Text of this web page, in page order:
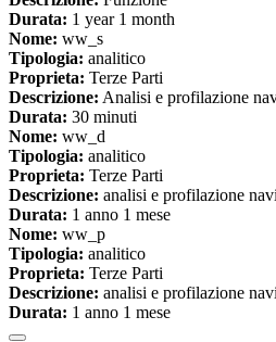
Durata: 1 year 1 month
Nome: ww_s
Tipologia: analitico
Proprieta: Terze Parti
Descrizione: Analisi e profilazione
Durata: 30 minuti
Nome: ww_d
Tipologia: analitico
Proprieta: Terze Parti
Descrizione: analisi e profilazione
Durata: 1 anno 1 mese
Nome: ww_p
Tipologia: analitico
Proprieta: Terze Parti
Descrizione: analisi e profilazione
Durata: 1 anno 1 mese